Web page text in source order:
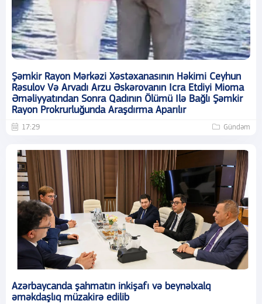
Şəmkir Rayon Mərkəzi Xəstəxanasının Həkimi Ceyhun
Rəsulov Və Arvadı Arzu Əskərovanın Icra Etdiyi Mioma
Əməliyyatından Sonra Qadının Ölümü Ilə Bağlı Şəmkir
Rayon Prokrurluğunda Araşdırma Aparılır
17:29 Gündəm
Azərbaycanda şahmatın inkişafı və beynəlxalq
əməkdaşlıq müzakirə edilib